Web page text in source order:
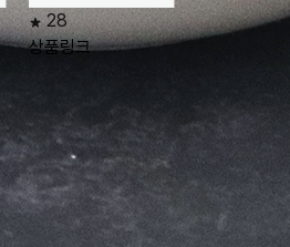
28
상품링크